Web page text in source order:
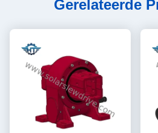
Gerelateerde